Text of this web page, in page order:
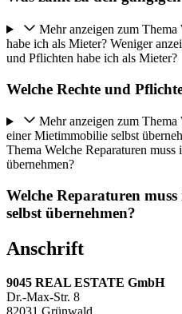
Mehr anzeigen zum
habe ich als Mieter? Weniger
und Pflichten habe ich als Mieter?
Welche Rechte und
Mehr anzeigen zum Thema
einer Mietimmobilie selbst
Thema Welche Reparaturen
übernehmen?
Welche Reparaturen
selbst übernehmen?
Anschrift
9045 REAL ESTATE GmbH
Dr.-Max-Str. 8
82031 Grünwald